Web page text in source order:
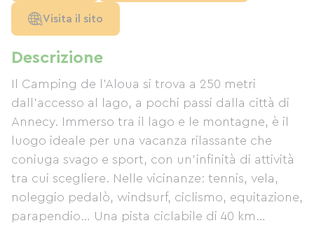
Descrizione
Il Camping de l'Aloua si trova a 250 metri
dall'accesso al lago, a pochi passi dalla città di
Annecy. Immerso tra il lago e le montagne, è il
luogo ideale per una vacanza rilassante che
coniuga svago e sport, con un'infinità di attività
tra cui scegliere. Nelle vicinanze: tennis, vela,
noleggio pedalò, windsurf, ciclismo, equitazione,
parapendio… Una pista ciclabile di 40 km
Visita il sito